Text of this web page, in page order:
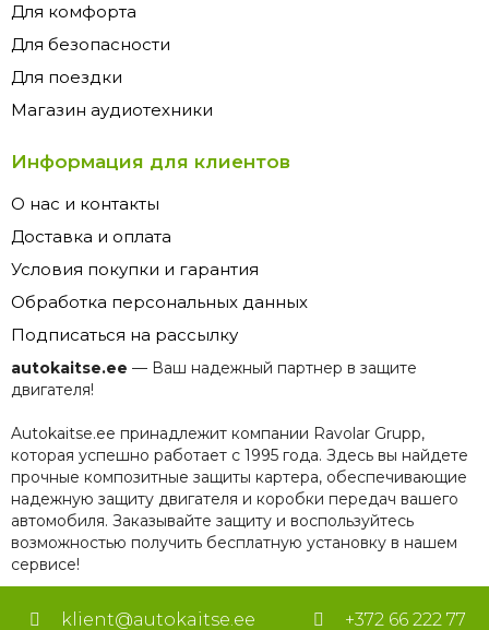
Для комфорта
Для безопасности
Для поездки
Магазин аудиотехники
Информация для клиентов
О нас и контакты
Доставка и оплата
Условия покупки и гарантия
Обработка персональных данных
Подписаться на рассылку
autokaitse.ee — Ваш надежный партнер в защите
двигателя!
Autokaitse.ee принадлежит компании Ravolar Grupp,
которая успешно работает с 1995 года. Здесь вы найдете
прочные композитные защиты картера, обеспечивающие
надежную защиту двигателя и коробки передач вашего
автомобиля. Заказывайте защиту и воспользуйтесь
возможностью получить бесплатную установку в нашем
сервисе!
klient@autokaitse.ee +372 66 222 77